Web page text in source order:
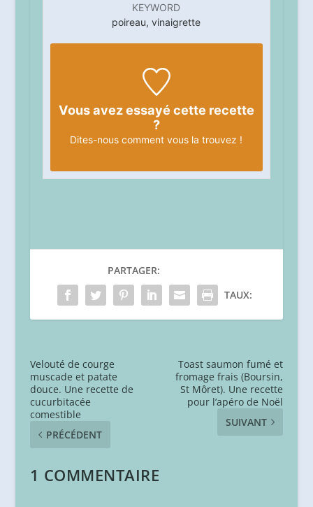
KEYWORD
poireau, vinaigrette
Vous avez essayé cette recette
?
Dites-nous comment vous la trouvez !
PARTAGER:
TAUX:
Velouté de courge
muscade et patate
douce. Une recette de
cucurbitacée
comestible
PRÉCÉDENT
Toast saumon fumé et
fromage frais (Boursin,
St Môret). Une recette
pour l’apéro de Noël
SUIVANT
1 COMMENTAIRE